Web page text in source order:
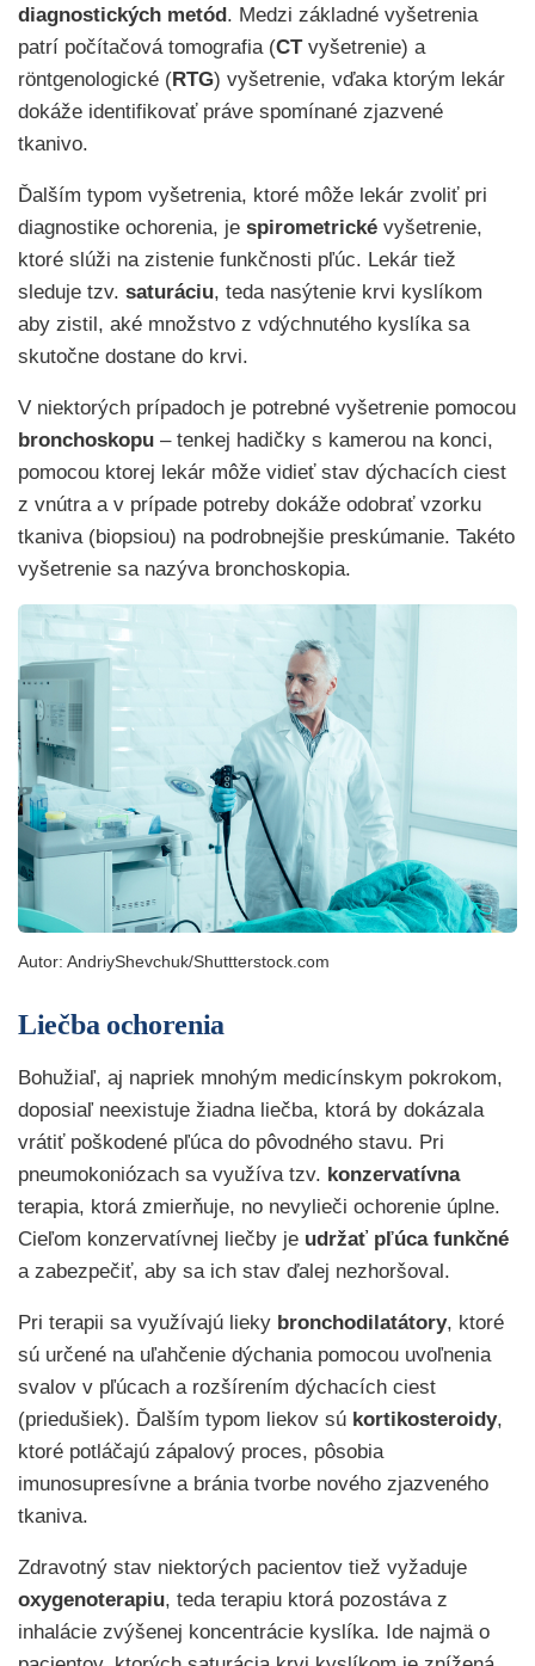
diagnostických metód. Medzi základné vyšetrenia
patrí počítačová tomografia (CTvyšetrenie) a
röntgenologické (RTG) vyšetrenie, vďaka ktorým lekár
dokáže identifikovať práve spomínané zjazvené
tkanivo.
Ďalším typom vyšetrenia, ktoré môže lekár zvoliť pri
diagnostike ochorenia, je spirometrické vyšetrenie,
ktoré slúži na zistenie funkčnosti pľúc. Lekár tiež
sleduje tzv. saturáciu, teda nasýtenie krvi kyslíkom
aby zistil, aké množstvo z vdýchnutého kyslíka sa
skutočne dostane do krvi.
V niektorých prípadoch je potrebné vyšetrenie pomocou
bronchoskopu – tenkej hadičky s kamerou na konci,
pomocou ktorej lekár môže vidieť stav dýchacích ciest
z vnútra a v prípade potreby dokáže odobrať vzorku
tkaniva (biopsiou) na podrobnejšie preskúmanie. Takéto
vyšetrenie sa nazýva bronchoskopia.
Autor: AndriyShevchuk/Shuttterstock.com
Liečba ochorenia
Bohužiaľ, aj napriek mnohým medicínskym pokrokom,
doposiaľ neexistuje žiadna liečba, ktorá by dokázala
vrátiť poškodené pľúca do pôvodného stavu. Pri
pneumokoniózach sa využíva tzv. konzervatívna
terapia, ktorá zmierňuje, no nevylieči ochorenie úplne.
Cieľom konzervatívnej liečby je udržať pľúca funkčné
a zabezpečiť, aby sa ich stav ďalej nezhoršoval.
Pri terapii sa využívajú lieky bronchodilatátory, ktoré
sú určené na uľahčenie dýchania pomocou uvoľnenia
svalov v pľúcach a rozšírením dýchacích ciest
(priedušiek). Ďalším typom liekov sú kortikosteroidy,
ktoré potláčajú zápalový proces, pôsobia
imunosupresívne a bránia tvorbe nového zjazveného
tkaniva.
Zdravotný stav niektorých pacientov tiež vyžaduje
oxygenoterapiu, teda terapiu ktorá pozostáva z
inhalácie zvýšenej koncentrácie kyslíka. Ide najmä o